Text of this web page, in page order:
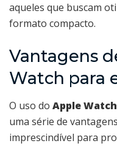
aqueles que buscam
formato compacto.
Vantagens
Watch para
O uso do Apple Watch
uma série de
imprescindível para